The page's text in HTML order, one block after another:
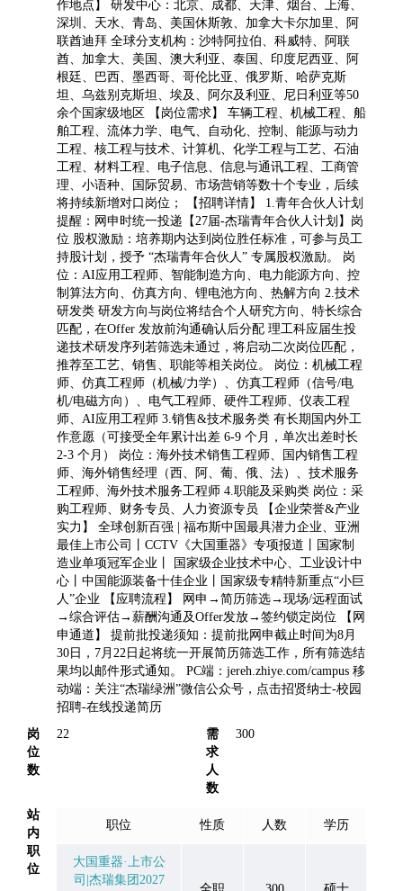
作地点】 研发中心：北京、成都、天津、烟台、上海、
深圳、天水、青岛、美国休斯敦、加拿大卡尔加里、阿
联酋迪拜 全球分支机构：沙特阿拉伯、科威特、阿联
酋、加拿大、美国、澳大利亚、泰国、印度尼西亚、阿
根廷、巴西、墨西哥、哥伦比亚、俄罗斯、哈萨克斯
坦、乌兹别克斯坦、埃及、阿尔及利亚、尼日利亚等50
余个国家级地区 【岗位需求】 车辆工程、机械工程、船
舶工程、流体力学、电气、自动化、控制、能源与动力
工程、核工程与技术、计算机、化学工程与工艺、石油
工程、材料工程、电子信息、信息与通讯工程、工商管
理、小语种、国际贸易、市场营销等数十个专业，后续
将持续新增对口岗位； 【招聘详情】 1.青年合伙人计划
提醒：网申时统一投递【27届-杰瑞青年合伙人计划】岗
位 股权激励：培养期内达到岗位胜任标准，可参与员工
持股计划，授予 “杰瑞青年合伙人” 专属股权激励。 岗
位：AI应用工程师、智能制造方向、电力能源方向、控
制算法方向、仿真方向、锂电池方向、热解方向 2.技术
研发类 研发方向与岗位将结合个人研究方向、特长综合
匹配，在Offer 发放前沟通确认后分配 理工科应届生投
递技术研发序列若筛选未通过，将启动二次岗位匹配，
推荐至工艺、销售、职能等相关岗位。 岗位：机械工程
师、仿真工程师（机械/力学）、仿真工程师（信号/电
机/电磁方向）、电气工程师、硬件工程师、仪表工程
师、AI应用工程师 3.销售&技术服务类 有长期国内外工
作意愿（可接受全年累计出差 6-9 个月，单次出差时长
2-3 个月） 岗位：海外技术销售工程师、国内销售工程
师、海外销售经理（西、阿、葡、俄、法）、技术服务
工程师、海外技术服务工程师 4.职能及采购类 岗位：采
购工程师、财务专员、人力资源专员 【企业荣誉&产业
实力】 全球创新百强 | 福布斯中国最具潜力企业、亚洲
最佳上市公司丨CCTV《大国重器》专项报道丨国家制
造业单项冠军企业丨 国家级企业技术中心、工业设计中
心丨中国能源装备十佳企业丨国家级专精特新重点“小巨
人”企业 【应聘流程】 网申→简历筛选→现场/远程面试
→综合评估→薪酬沟通及Offer发放→签约锁定岗位 【网
申通道】 提前批投递须知：提前批网申截止时间为8月
30日，7月22日起将统一开展简历筛选工作，所有筛选结
果均以邮件形式通知。 PC端：jereh.zhiye.com/campus 移
动端：关注“杰瑞绿洲”微信公众号，点击招贤纳士-校园
招聘-在线投递简历
岗
位
数
22
需
求
人
数
300
站
内
职
位
职位 性质 人数 学历
大国重器·上市公
司|杰瑞集团2027